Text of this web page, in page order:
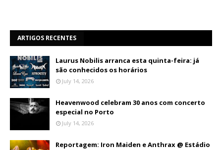
ARTIGOS RECENTES
Laurus Nobilis arranca esta quinta-feira: já
são conhecidos os horários
July 14, 2026
Heavenwood celebram 30 anos com concerto
especial no Porto
July 14, 2026
Reportagem: Iron Maiden e Anthrax @ Estádio